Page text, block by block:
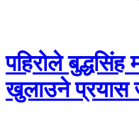
पहिरोले बुद्धसिंह
खुलाउने प्रयास